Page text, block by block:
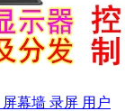
幕墙 录屏 用户